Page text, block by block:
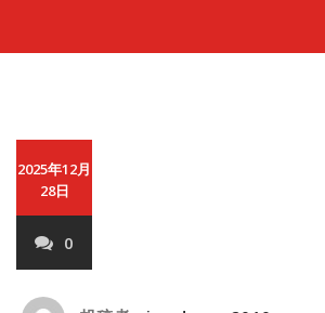
2025年12月
28日
0